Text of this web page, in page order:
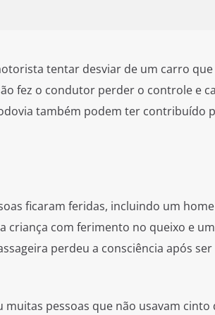
tentar desviar de um carro
fez o condutor perder o controle e
também podem ter contribuído
ficaram feridas, incluindo um
criança com ferimento no queixo e
perdeu a consciência após ser
pessoas que não usavam cinto